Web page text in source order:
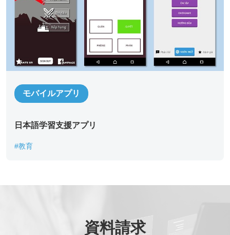
お名前*
部署名*
役職
メールアドレス
ご連絡先電話番号*
モバイルアプリ
日本語学習支援アプリ
#教育
資料請求